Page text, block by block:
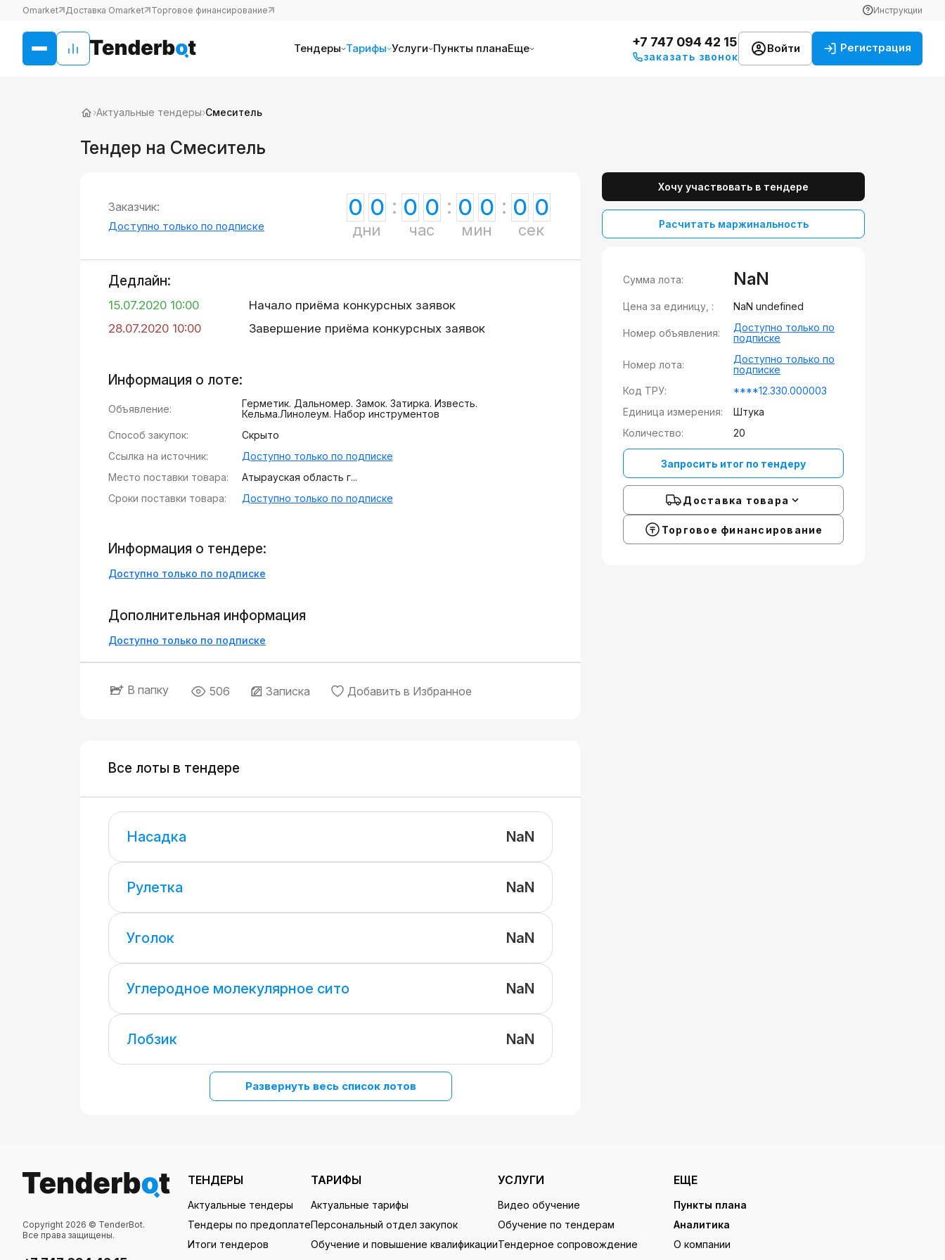
Omarket Доставка Omarket Торговое финансирование Инструкции
Тендеры Тарифы Услуги Пункты планаЕще +7 747 094 42 15
заказать звонок
Войти Регистрация
›Актуальные тендеры›Смеситель
Тендер на Смеситель
Заказчик:
Доступно только по подписке
0 0
дни
0 0
час
0 0
мин
0 0
сек
Дедлайн:
15.07.2020 10:00
Начало приёма конкурсных заявок
28.07.2020 10:00
Завершение приёма конкурсных заявок
Информация о лоте:
Объявление:
Герметик. Дальномер. Замок. Затирка. Известь.
Кельма.Линолеум. Набор инструментов
Способ закупок:
Скрыто
Ссылка на источник:
Доступно только по подписке
Место поставки товара:
Атырауская область г...
Сроки поставки товара:
Доступно только по подписке
Информация о тендере:
Доступно только по подписке
Дополнительная информация
Доступно только по подписке
В папку 506 Записка Добавить в Избранное
Все лоты в тендере
Насадка NaN
Рулетка NaN
Уголок NaN
Углеродное молекулярное сито NaN
Лобзик NaN
Развернуть весь список лотов
Хочу участвовать в тендере
Расчитать маржинальность
Сумма лота: NaN
Цена за единицу, : NaN undefined
Номер объявления:
Доступно только по
подписке
Номер лота:
Доступно только по
подписке
Код ТРУ:
****12.330.000003
Единица измерения:
Штука
Количество:
20
Запросить итог по тендеру
Доставка товара
Торговое финансирование
Copyright 2026 © TenderBot.
Все права защищены.
ТЕНДЕРЫ
Актуальные тендеры
Тендеры по предоплате
Итоги тендеров
ТАРИФЫ
Актуальные тарифы
Персональный отдел закупок
Обучение и повышение квалификации
УСЛУГИ
Видео обучение
Обучение по тендерам
Тендерное сопровождение
ЕЩЕ
Пункты плана
Аналитика
О компании